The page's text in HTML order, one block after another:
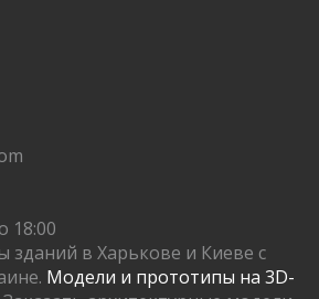
18:00
зданий в Харькове и Киеве с
Модели и прототипы на 3D-